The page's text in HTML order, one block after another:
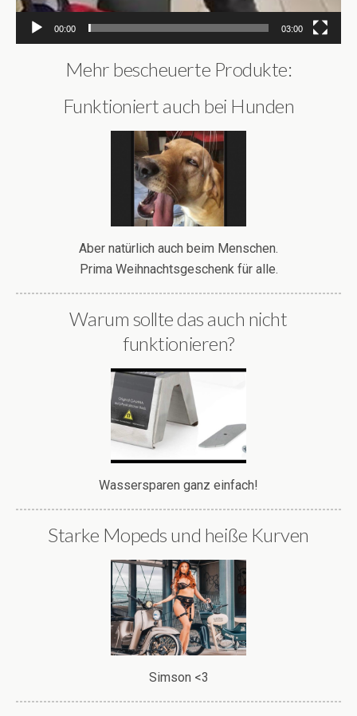
00:00 03:00
Mehr bescheuerte Produkte:
Funktioniert auch bei Hunden
Aber natürlich auch beim Menschen.
Prima Weihnachtsgeschenk für alle.
Warum sollte das auch nicht
funktionieren?
Wassersparen ganz einfach!
Starke Mopeds und heiße Kurven
Simson <3